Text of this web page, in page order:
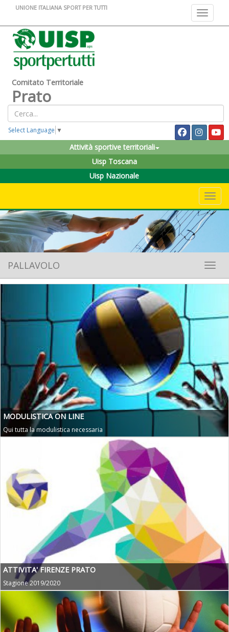
Toggle
UNIONE ITALIANA SPORT PER TUTTI
Comitato Territoriale
Prato
Select Language ▼
Attività sportive territoriali
Uisp Toscana
Uisp Nazionale
PALLAVOLO
MODULISTICA ON LINE
Qui tutta la modulistica necessaria
ATTIVITA' FIRENZE PRATO
Stagione 2019/2020